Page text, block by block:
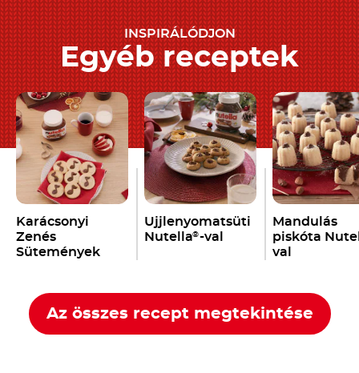
INSPIRÁLÓDJON
Egyéb receptek
Karácsonyi
Zenés
Sütemények
Ujjlenyomatsüti
Nutella®-val
Mandulás
piskóta
val
Az összes recept megtekintése